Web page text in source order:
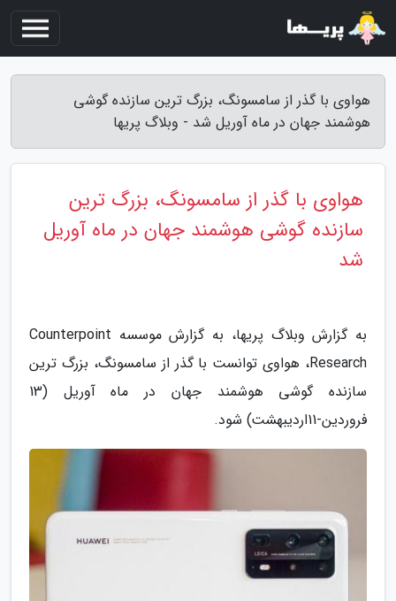
هواوی با گذر از سامسونگ، بزرگ ترین سازنده گوشی
هوشمند جهان در ماه آوریل شد - وبلاگ پریها
هواوی با گذر از سامسونگ، بزرگ ترین
سازنده گوشی هوشمند جهان در ماه آوریل
شد
به گزارش وبلاگ پریها، به گزارش موسسه Counterpoint
Research، هواوی توانست با گذر از سامسونگ، بزرگ ترین
سازنده گوشی هوشمند جهان در ماه آوریل (13
فروردین-11اردیبهشت) شود.